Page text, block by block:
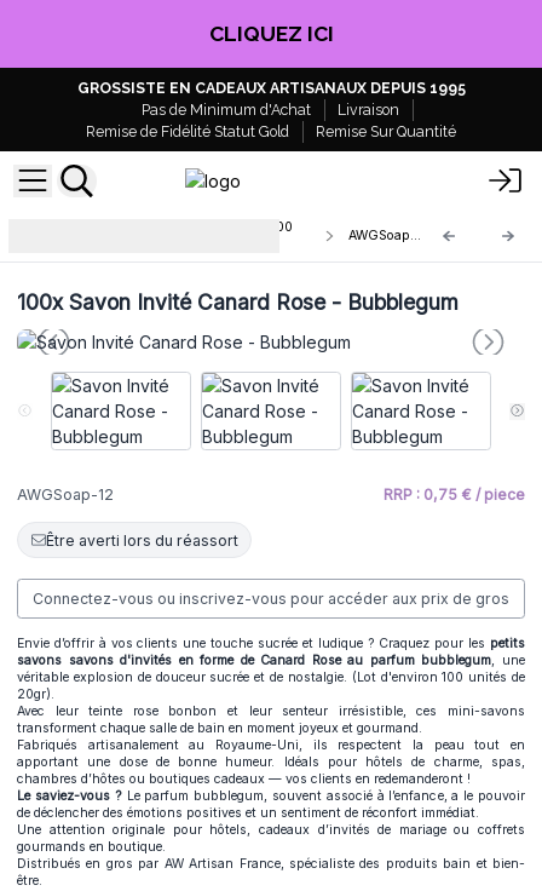
CLIQUEZ ICI
GROSSISTE EN CADEAUX ARTISANAUX DEPUIS 1995
Pas de Minimum d'Achat
Livraison
Remise de Fidélité Statut Gold
Remise Sur Quantité
Mini Cœurs Savon Artisanaux – 100
AWGSoap-12
100xSavon Invité Canard Rose - Bubblegum
AWGSoap-12 RRP : 0,75 € / piece
Être averti lors du réassort
Connectez-vous ou inscrivez-vous pour accéder aux prix de gros
Envie d’offrir à vos clients une touche sucrée et ludique ? Craquez pour les petits
savons savons d'invités en forme de Canard Rose au parfum bubblegum, une
véritable explosion de douceur sucrée et de nostalgie. (Lot d'environ 100 unités de
20gr).
Avec leur teinte rose bonbon et leur senteur irrésistible, ces mini-savons
transforment chaque salle de bain en moment joyeux et gourmand.
Fabriqués artisanalement au Royaume-Uni, ils respectent la peau tout en
apportant une dose de bonne humeur. Idéals pour hôtels de charme, spas,
chambres d’hôtes ou boutiques cadeaux — vos clients en redemanderont !
Le saviez-vous ? Le parfum bubblegum, souvent associé à l’enfance, a le pouvoir
de déclencher des émotions positives et un sentiment de réconfort immédiat.
Une attention originale pour hôtels, cadeaux d’invités de mariage ou coffrets
gourmands en boutique.
Distribués en gros par AW Artisan France, spécialiste des produits bain et bien-
être.